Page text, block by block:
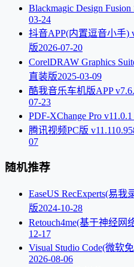
Blackmagic Design
03-24
抖音APP(内置逗音小手)
版2026-07-20
CorelDRAW Graphics
直装版2025-03-09
酷我音乐车机版APP
07-23
PDF-XChange Pro
腾讯视频PC版
07
随机推荐
EaseUS RecExperts(易
版2024-10-28
Retouch4me(基于神经网
12-17
Visual Studio Code(微软
2026-08-06